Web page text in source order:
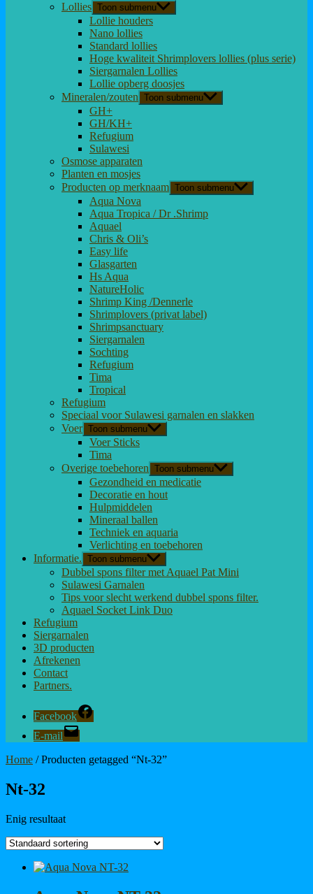
Lollies Toon submenu
Lollie houders
Nano lollies
Standard lollies
Hoge kwaliteit Shrimplovers lollies (plus serie)
Siergarnalen Lollies
Lollie opberg doosjes
Mineralen/zouten Toon submenu
GH+
GH/KH+
Refugium
Sulawesi
Osmose apparaten
Planten en mosjes
Producten op merknaam Toon submenu
Aqua Nova
Aqua Tropica / Dr .Shrimp
Aquael
Chris & Oli’s
Easy life
Glasgarten
Hs Aqua
NatureHolic
Shrimp King /Dennerle
Shrimplovers (privat label)
Shrimpsanctuary
Siergarnalen
Sochting
Refugium
Tima
Tropical
Refugium
Speciaal voor Sulawesi garnalen en slakken
Voer Toon submenu
Voer Sticks
Tima
Overige toebehoren Toon submenu
Gezondheid en medicatie
Decoratie en hout
Hulpmiddelen
Mineraal ballen
Techniek en aquaria
Verlichting en toebehoren
Informatie. Toon submenu
Dubbel spons filter met Aquael Pat Mini
Sulawesi Garnalen
Tips voor slecht werkend dubbel spons filter.
Aquael Socket Link Duo
Refugium
Siergarnalen
3D producten
Afrekenen
Contact
Partners.
Facebook
E-mail
Home / Producten getagged “Nt-32”
Nt-32
Enig resultaat